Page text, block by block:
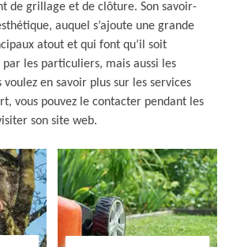
de grillage et de clôture. Son savoir-
auquel s’ajoute une grande
atout et qui font qu’il soit
les particuliers, mais aussi les
voulez en savoir plus sur les services
vous pouvez le contacter pendant les
son site web.